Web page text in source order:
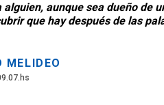
alguien, aunque sea dueño
que hay después de las
MELIDEO